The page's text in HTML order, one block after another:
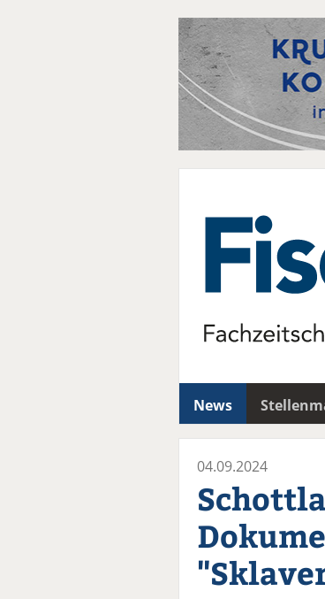
News
04.09.2024